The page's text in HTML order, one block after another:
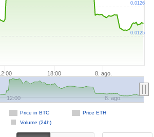
18:00 8. ago.
Price in BTC
Price ETH
Volume (24h)
12:00 8. ago.
0.0125
0.0126